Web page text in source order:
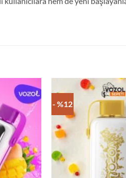
- %12